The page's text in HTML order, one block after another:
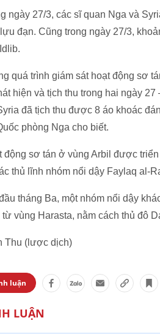
ngày 27/3, các sĩ quan Nga và
đạn. Cũng trong ngày 27/3,
quá trình giám sát hoạt động sơ
hiện và tịch thu trong hai ngày
đã tịch thu được 8 áo khoác
phòng Nga cho biết.
động sơ tán ở vùng Arbil được
thủ lĩnh nhóm nổi dậy Faylaq al-
tháng Ba, một nhóm nổi dậy
từ vùng Harasta, nằm cách thủ đô
Thu (lược dịch)
luận